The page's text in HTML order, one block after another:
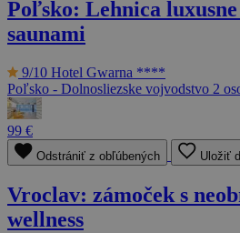
Poľsko: Lehnica luxusne
saunami
9/10 Hotel Gwarna ****
Poľsko - Dolnosliezske vojvodstvo 2
99 €
Odstrániť z obľúbených Uložiť
Vroclav: zámoček s
wellness